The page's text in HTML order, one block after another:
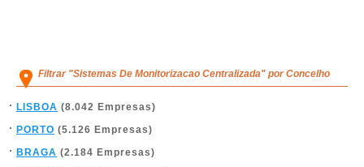
Filtrar "Sistemas De Monitorizacao Centralizada" por Concelho
LISBOA (8.042 Empresas)
PORTO (5.126 Empresas)
BRAGA (2.184 Empresas)